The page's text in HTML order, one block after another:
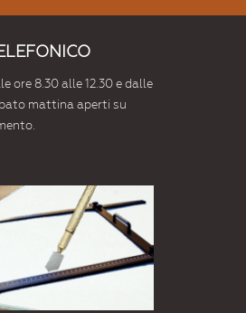
ore 8.30 alle 12.30 e dalle
mattina aperti su